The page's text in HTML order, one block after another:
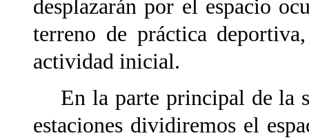
desplazarán por el espacio
terreno de práctica
actividad inicial.
En la parte principal de la
estaciones dividiremos el